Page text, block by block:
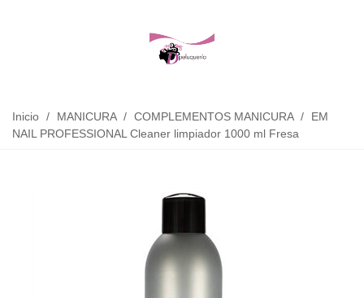
Inicio / MANICURA / COMPLEMENTOS MANICURA /
EM
NAIL PROFESSIONAL Cleaner limpiador 1000 ml Fresa